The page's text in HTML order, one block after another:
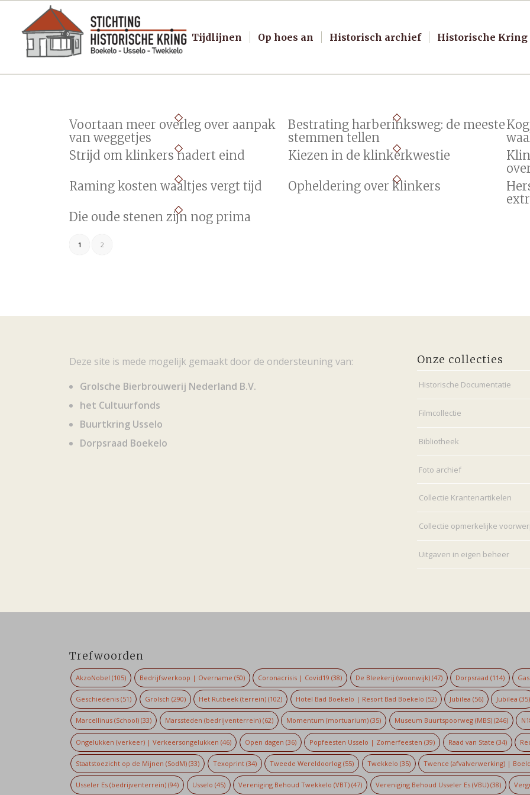
Tijdlijnen Op hoes an Historisch archief Historische Kring
Voortaan meer overleg over aanpak
van weggetjes
Bestrating harberinksweg: de meeste
stemmen tellen
Strijd om klinkers nadert eind
Kiezen in de klinkerkwestie
Raming kosten waaltjes vergt tijd
Opheldering over klinkers
Die oude stenen zijn nog prima
1 2
Deze site is mede mogelijk gemaakt door de ondersteuning van:
Grolsche Bierbrouwerij Nederland B.V.
het Cultuurfonds
Buurtkring Usselo
Dorpsraad Boekelo
Onze collecties
Historische Documentatie
Filmcollectie
Bibliotheek
Foto archief
Collectie Krantenartikelen
Collectie opmerkelijke
Uitgaven in eigen beheer
Trefwoorden
AkzoNobel (105) Bedrijfsverkoop | Overname (50) Coronacrisis | Covid19 (38) De Bleekerij (woonwijk)(47) Dorpsraad (114)
Geschiedenis (51) Grolsch (290) Het Rutbeek (terrein) (102) Hotel Bad Boekelo | Resort Bad Boekelo (52) Jubilea (56) Jubilea (35)
Marcellinus (School) (33) Marssteden (bedrijventerrein)(62) Momentum (mortuarium) (35) Museum Buurtspoorweg (MBS)(246)
Ongelukken (verkeer) | Verkeersongelukken (46) Open dagen (36) Popfeesten Usselo | Zomerfeesten (39) Raad van State (34)
Staatstoezicht op de Mijnen (SodM) (33) Texoprint(34) Tweede Wereldoorlog (55) Twekkelo (35) Twence (afvalverwerking) |
Usseler Es (bedrijventerrein) (94) Usselo (45) Vereniging Behoud Twekkelo (VBT) (47) Vereniging Behoud Usseler Es (VBU)(38)